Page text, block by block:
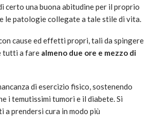
certo una buona abitudine per il proprio
le patologie collegate a tale stile di vita.
cause ed effetti propri, tali da spingere
tutti a fare almeno due ore e mezzo di
di esercizio fisico, sostenendo
i temutissimi tumori e il diabete. Si
prendersi cura in modo più
AUTO SPORT
MG alle Final 8 di Coppa
Davis: tennis mondiale e
passione per
9 mesi ago